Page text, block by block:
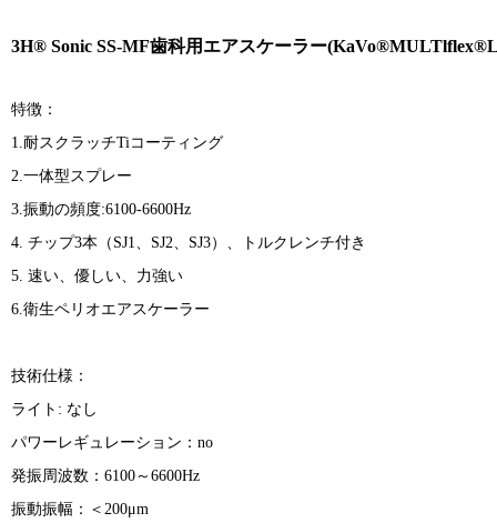
3H® Sonic SS-MF歯科用エアスケーラー
特徴：
1.耐スクラッチTiコーティング
2.一体型スプレー
3.振動の頻度:6100-6600Hz
4. チップ3本（SJ1、SJ2、SJ3）、トルクレンチ付き
5. 速い、優しい、力強い
6.衛生ペリオエアスケーラー
技術仕様：
ライト: なし
パワーレギュレーション：no
発振周波数：6100～6600Hz
振動振幅：＜200μm